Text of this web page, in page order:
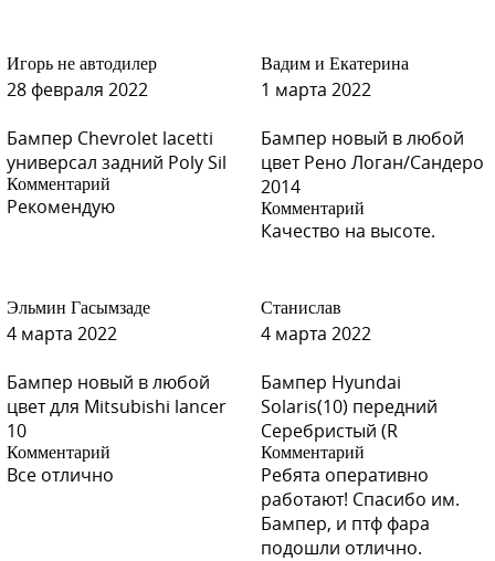
Игорь не автодилер
28 февраля 2022
Бампер Chevrolet lacetti
универсал задний Poly Sil
Комментарий
Рекомендую
Вадим и Екатерина
1 марта 2022
Бампер новый в любой
цвет Рено Логан/Сандеро
2014
Комментарий
Качество на высоте.
Эльмин Гасымзаде
4 марта 2022
Бампер новый в любой
цвет для Mitsubishi lancer
10
Комментарий
Все отлично
Станислав
4 марта 2022
Бампер Hyundai
Solaris(10) передний
Серебристый (R
Комментарий
Ребята оперативно
работают! Спасибо им.
Бампер, и птф фара
подошли отлично.